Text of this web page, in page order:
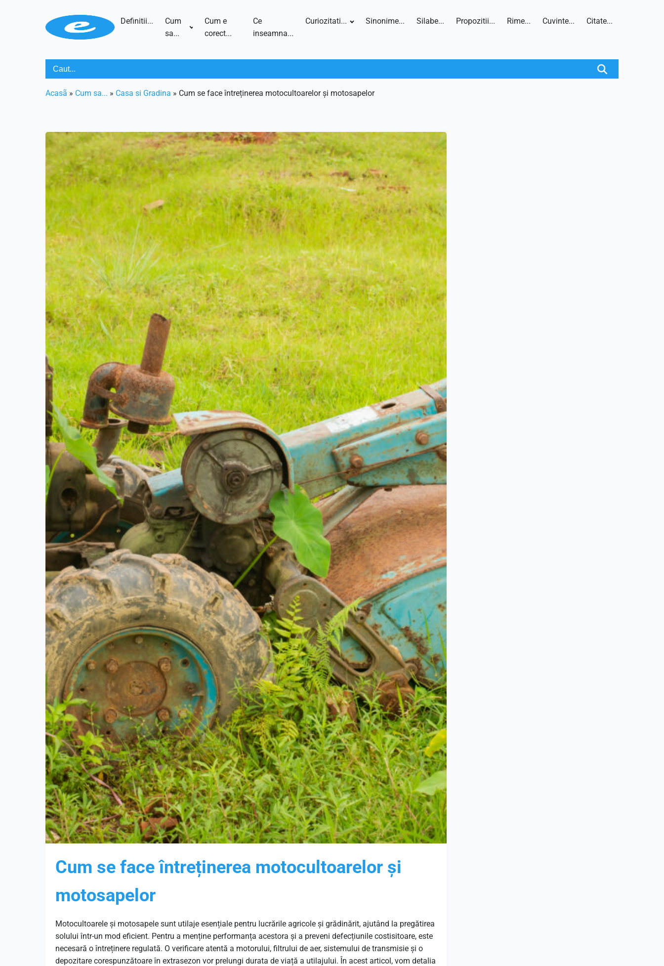
Definitii...
Cum
sa...
Cum e
corect...
Ce
inseamna...
Curiozitati... Sinonime... Silabe... Propozitii... Rime... Cuvinte... Citate...
Acasã » Cum sa... » Casa si Gradina » Cum se face întreținerea motocultoarelor și motosapelor
Cum se face întreținerea motocultoarelor și
motosapelor
Motocultoarele și motosapele sunt utilaje esențiale pentru lucrările agricole și grădinărit, ajutând la pregătirea
solului într-un mod eficient. Pentru a menține performanța acestora și a preveni defecțiunile costisitoare, este
necesară o întreținere regulată. O verificare atentă a motorului, filtrului de aer, sistemului de transmisie și o
depozitare corespunzătoare în extrasezon vor prelungi durata de viață a utilajului. În acest articol, vom detalia